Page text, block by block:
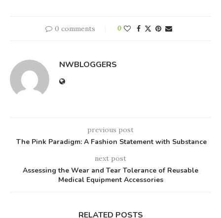
0 comments 0
NWBLOGGERS
previous post
The Pink Paradigm: A Fashion Statement with Substance
next post
Assessing the Wear and Tear Tolerance of Reusable
Medical Equipment Accessories
RELATED POSTS